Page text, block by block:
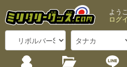
よう
ログ